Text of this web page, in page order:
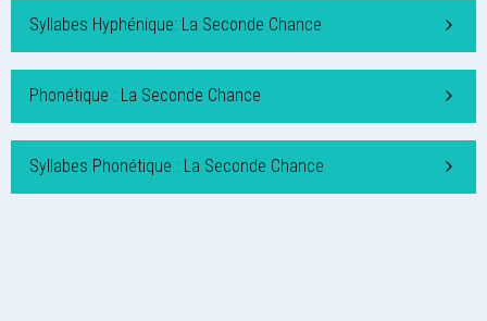
Syllabes Hyphénique: La Seconde Chance
Phonétique : La Seconde Chance
Syllabes Phonétique : La Seconde Chance